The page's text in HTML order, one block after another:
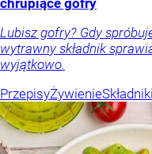
chrupiące gofry
Lubisz gofry? Gdy
wytrawny składnik
wyjątkowo.
PrzepisyŻywienie